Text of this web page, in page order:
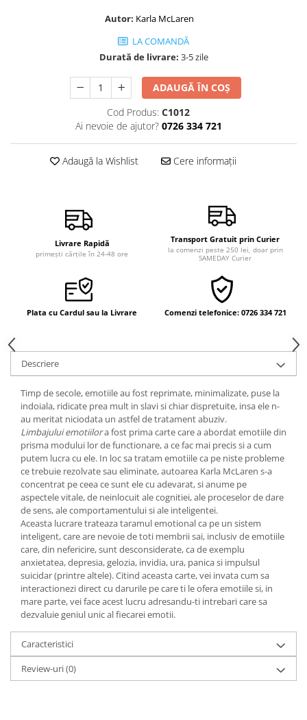
Relații de cuplu
Psihologie practică
Sexualitate
Seria Masaru Emoto
Inspiraţie divină
Îngeri
Viaţa de după moarte
Cristale
Supă de pui pentru suflet
Yoga
Oracol
Spiritualitate şi ştiinţă
Fără categorie
Cunoaștere
Autor: Karla McLaren
LA COMANDĂ
Durată de livrare: 3-5 zile
ADAUGĂ ÎN COȘ
Cod Produs: C1012
Ai nevoie de ajutor? 0726 334 721
Adaugă la Wishlist Cere informații
Livrare Rapidă
primești cărțile în 24-48 ore
Transport Gratuit prin Curier
la comenzi peste 250 lei, doar prin
SAMEDAY Curier
Plata cu Cardul sau la Livrare Comenzi telefonice: 0726 334 721
Descriere
Timp de secole, emotiile au fost reprimate, minimalizate, puse la
indoiala, ridicate prea mult in slavi si chiar dispretuite, insa ele n-
au meritat niciodata un astfel de tratament abuziv.
Limbajului emotiilora fost prima carte care a abordat emotiile din
prisma modului lor de functionare, a ce fac mai precis si a cum
putem lucra cu ele. In loc sa tratam emotiile ca pe niste probleme
ce trebuie rezolvate sau eliminate, autoarea Karla McLaren s-a
concentrat pe ceea ce sunt ele cu adevarat, si anume pe
aspectele vitale, de neinlocuit ale cognitiei, ale proceselor de dare
de sens, ale comportamentului si ale inteligentei.
Aceasta lucrare trateaza taramul emotional ca pe un sistem
inteligent, care are nevoie de toti membrii sai, inclusiv de emotiile
care, din nefericire, sunt desconsiderate, ca de exemplu
anxietatea, depresia, gelozia, invidia, ura, panica si impulsul
suicidar (printre altele). Citind aceasta carte, vei invata cum sa
interactionezi direct cu darurile pe care ti le ofera emotiile si, in
mare parte, vei face acest lucru adresandu-ti intrebari care sa
dezvaluie geniul unic al fiecarei emotii.
Caracteristici
Review-uri(0)